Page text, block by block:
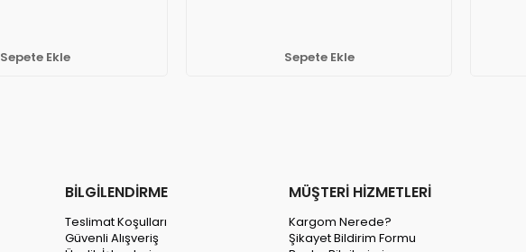
Sepete Ekle Sepete Ekle
BİLGİLENDİRME
Teslimat Koşulları
Güvenli Alışveriş
MÜŞTERİ HİZMETLERİ
Kargom Nerede?
Şikayet Bildirim Formu